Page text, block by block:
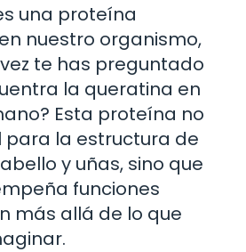
una proteína
nuestro organismo,
te has preguntado
la queratina en
Esta proteína no
para la estructura de
y uñas, sino que
funciones
más allá de lo que